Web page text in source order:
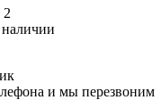
2
и мы перезвоним